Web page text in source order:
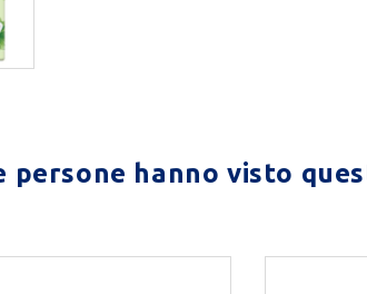
persone hanno visto